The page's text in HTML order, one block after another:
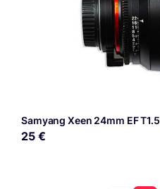
Samyang Xeen 24mm EF T1.5
25 €